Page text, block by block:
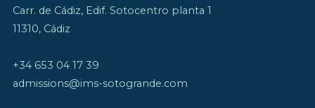
Carr. de Cádiz, Edif. Sotocentro planta 1
11310, Cádiz
+34 653 04 17 39
admissions@ims-sotogrande.com